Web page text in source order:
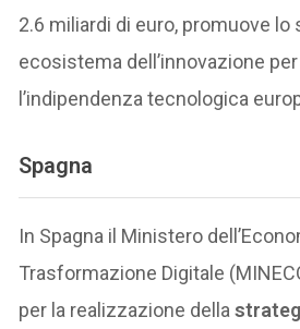
2.6 miliardi di euro, promuove lo
ecosistema dell’innovazione
l’indipendenza tecnologica
Spagna
In Spagna il Ministero
Trasformazione Digitale
per la realizzazione della